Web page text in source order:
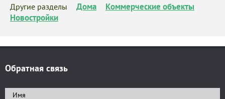
Другие разделы Дома
Коммерческие объекты
Новостройки
Обратная связь